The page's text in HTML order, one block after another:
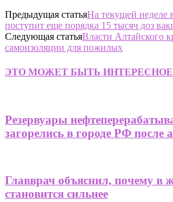
Предыдущая статьяНа текущей неделе
поступит еще порядка 15 тысяч доз
Следующая статьяВласти Алтайского
самоизоляции для пожилых
ЭТО МОЖЕТ БЫТЬ ИНТЕРЕСНО
Резервуары
загорелись в городе РФ после
Главврач объяснил, почему в
становится сильнее